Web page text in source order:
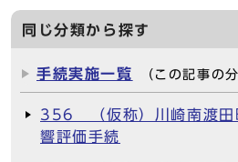
同じ分類から探す
手続実施一覧 （この記事の
356 （仮称）川崎南渡田
響評価手続